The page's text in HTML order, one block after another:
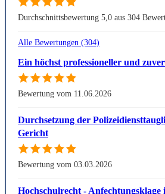
Durchschnittsbewertung 5,0 aus 304
Alle Bewertungen (304)
Ein höchst professioneller und
Bewertung vom 11.06.2026
Durchsetzung der
Gericht
Bewertung vom 03.03.2026
Hochschulrecht - Anfechtungsklage